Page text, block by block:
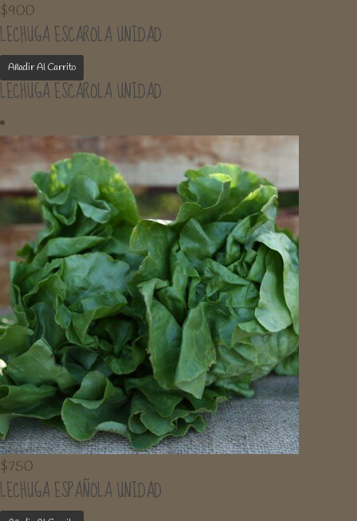
$900
LECHUGA ESCAROLA UNIDAD
Añadir Al Carrito
LECHUGA ESCAROLA UNIDAD
$750
LECHUGA ESPAÑOLA UNIDAD